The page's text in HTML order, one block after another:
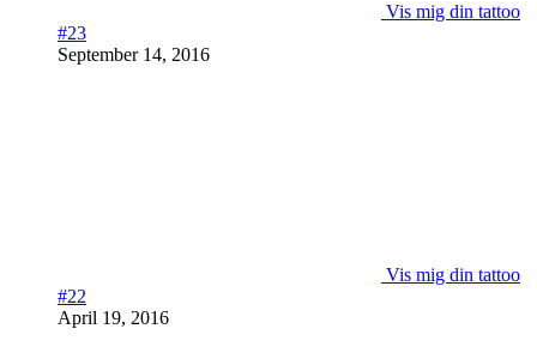
Vis mig din tattoo
#23
September 14, 2016
Vis mig din tattoo
#22
April 19, 2016